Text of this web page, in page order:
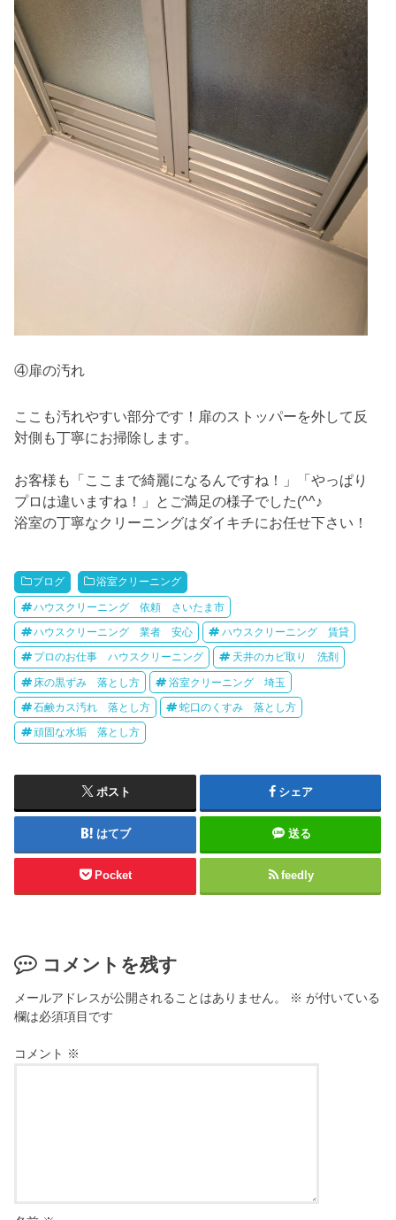
④扉の汚れ
ここも汚れやすい部分です！扉のストッパーを外して反
対側も丁寧にお掃除します。
お客様も「ここまで綺麗になるんですね！」「やっぱり
プロは違いますね！」とご満足の様子でした(^^♪
浴室の丁寧なクリーニングはダイキチにお任せ下さい！
ブログ 浴室クリーニング
ハウスクリーニング 依頼 さいたま市
ハウスクリーニング 業者 安心 ハウスクリーニング 賃貸
プロのお仕事 ハウスクリーニング 天井のカビ取り 洗剤
床の黒ずみ 落とし方 浴室クリーニング 埼玉
石鹸カス汚れ 落とし方 蛇口のくすみ 落とし方
頑固な水垢 落とし方
ポスト シェア
はてブ 送る
Pocket feedly
コメントを残す
メールアドレスが公開されることはありません。 ※ が付いている
欄は必須項目です
コメント ※